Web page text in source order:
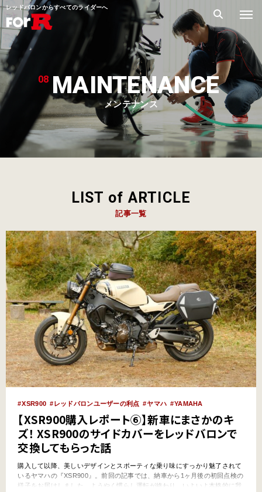
レッドバロンからすべてのライダーへ
08 MAINTENANCE
メンテナンス
LIST of ARTICLE
記事一覧
XSR900 レッドバロンユーザーの利点 ヤマハ YAMAHA
【XSR900購入レポート⑥】新車にまさかのキ
ズ！ XSR900のサイドカバーをレッドバロンで
交換してもらった話
購入して以降、美しいデザインとスポーティな乗り味にすっかり魅了されて
いるヤマハの『XSR900』。前回の記事では、納車から1ヶ月後の初回点検の
様子をお届けしました。ようやく慣らし運転が終わり、いよいよ本格的に我